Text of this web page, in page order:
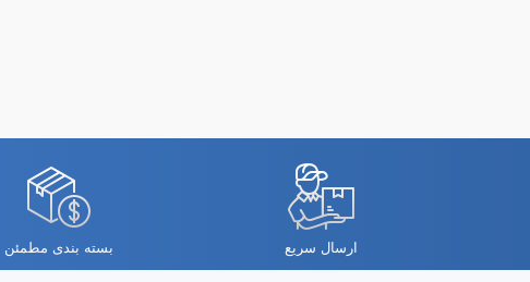
ارسال سریع بسته بندی مطمئن